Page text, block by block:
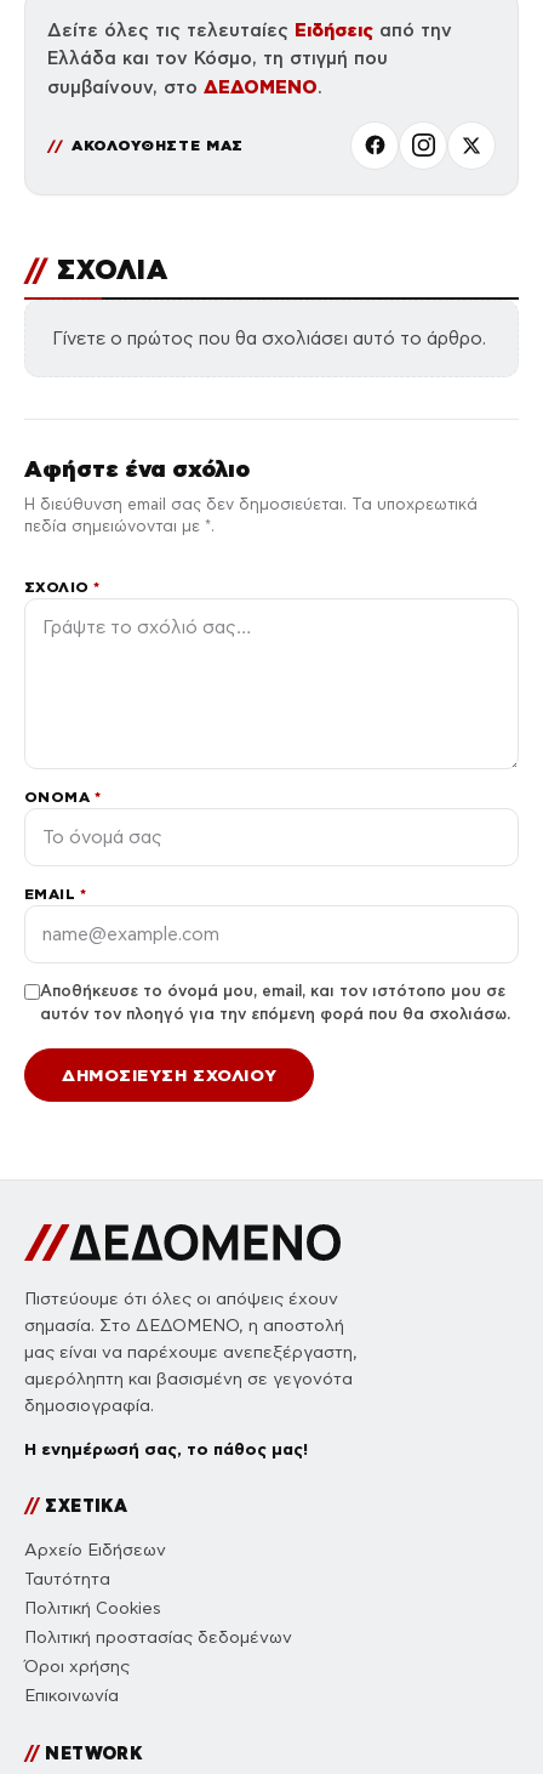
Δείτε όλες τις τελευταίες Ειδήσεις από την
Ελλάδα και τον Κόσμο, τη στιγμή που
συμβαίνουν, στο ΔΕΔΟΜΕΝΟ.
ΑΚΟΛΟΥΘΗΣΤΕ ΜΑΣ
// ΣΧΟΛΙΑ
Γίνετε ο πρώτος που θα σχολιάσει αυτό το άρθρο.
Αφήστε ένα σχόλιο
Η διεύθυνση email σας δεν δημοσιεύεται. Τα υποχρεωτικά
πεδία σημειώνονται με *.
ΣΧΌΛΙΟ*
ΌΝΟΜΑ *
EMAIL *
Αποθήκευσε το όνομά μου, email, και τον ιστότοπο μου σε
αυτόν τον πλοηγό για την επόμενη φορά που θα σχολιάσω.
Πιστεύουμε ότι όλες οι απόψεις έχουν
σημασία. Στο ΔΕΔΟΜΕΝΟ, η αποστολή
μας είναι να παρέχουμε ανεπεξέργαστη,
αμερόληπτη και βασισμένη σε γεγονότα
δημοσιογραφία.
Η ενημέρωσή σας, το πάθος μας!
//ΣΧΕΤΙΚΑ
Αρχείο Ειδήσεων
Ταυτότητα
Πολιτική Cookies
Πολιτική προστασίας δεδομένων
Όροι χρήσης
Επικοινωνία
//NETWORK